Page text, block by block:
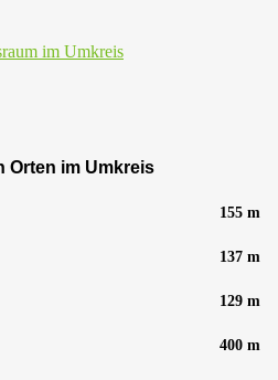
im Umkreis
Orten im Umkreis
155 m
137 m
129 m
400 m